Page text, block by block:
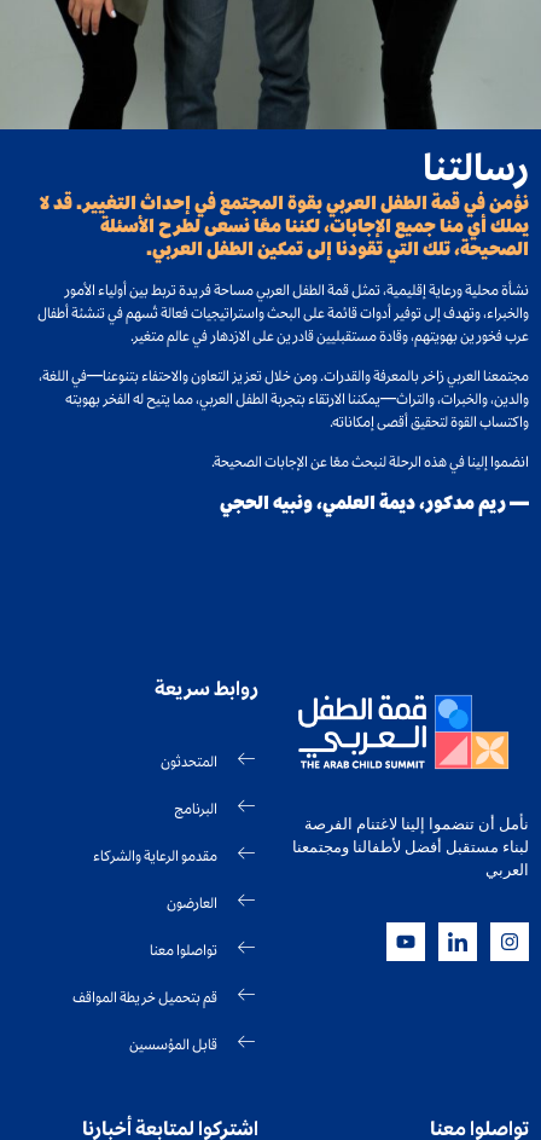
رسالتنا
نؤمن في قمة الطفل العربي بقوة المجتمع في إحداث التغيير. قد لا
يملك أي منا جميع الإجابات، لكننا معًا نسعى لطرح الأسئلة
الصحيحة، تلك التي تقودنا إلى تمكين الطفل العربي.
نشأة محلية ورعاية إقليمية، تمثل قمة الطفل العربي مساحة فريدة تربط بين أولياء الأمور
والخبراء، وتهدف إلى توفير أدوات قائمة على البحث واستراتيجيات فعالة تُسهم في تنشئة أطفال
عرب فخورين بهويتهم، وقادة مستقبليين قادرين على الازدهار في عالم متغير.
مجتمعنا العربي زاخر بالمعرفة والقدرات. ومن خلال تعزيز التعاون والاحتفاء بتنوعنا—في اللغة،
والدين، والخبرات، والتراث—يمكننا الارتقاء بتجربة الطفل العربي، مما يتيح له الفخر بهويته
واكتساب القوة لتحقيق أقصى إمكاناته.
انضموا إلينا في هذه الرحلة لنبحث معًا عن الإجابات الصحيحة.
— ريم مدكور، ديمة العلمي، ونبيه الحجي
نأمل أن تنضموا إلينا لاغتنام الفرصة
لبناء مستقبل أفضل لأطفالنا ومجتمعنا
العربي
روابط سريعة
المتحدثون
البرنامج
مقدمو الرعاية والشركاء
العارضون
تواصلوا معنا
قم بتحميل خريطة المواقف
قابل المؤسسين
تواصلوا معنا اشتركوا لمتابعة أخبارنا